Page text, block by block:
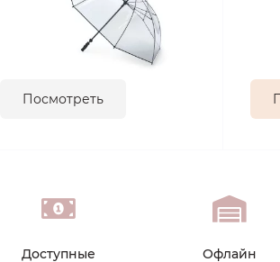
Посмотреть
Доступные
Офлайн